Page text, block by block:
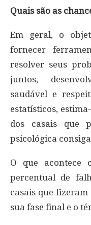
Quais são as
Em geral, o
fornecer
resolver seus
juntos,
saudável e
estatísticos,
dos casais que
psicológica
O que acontece
percentual de
casais que
sua fase final e o